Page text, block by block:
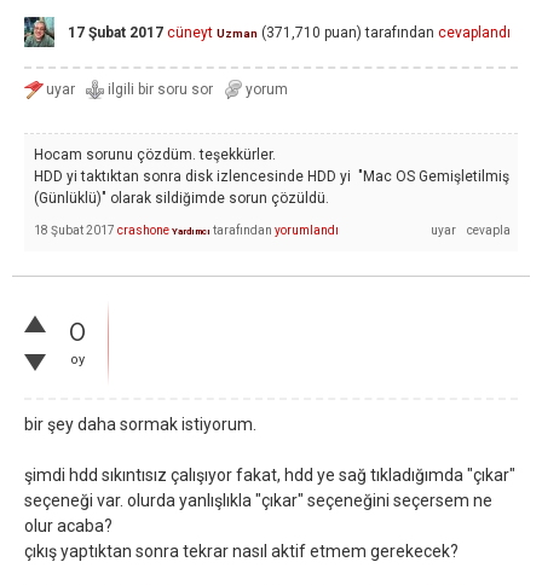
17 Şubat 2017 cüneyt Uzman (371,710 puan) tarafından cevaplandı
Hocam sorunu çözdüm. teşekkürler.
HDD yi taktıktan sonra disk izlencesinde HDD yi "Mac OS Gemişletilmiş
(Günlüklü)" olarak sildiğimde sorun çözüldü.
18 Şubat 2017 crashone Yardımcı tarafından yorumlandı
0
oy
bir şey daha sormak istiyorum.
şimdi hdd sıkıntısız çalışıyor fakat, hdd ye sağ tıkladığımda "çıkar"
seçeneği var. olurda yanlışlıkla "çıkar" seçeneğini seçersem ne
olur acaba?
çıkış yaptıktan sonra tekrar nasıl aktif etmem gerekecek?